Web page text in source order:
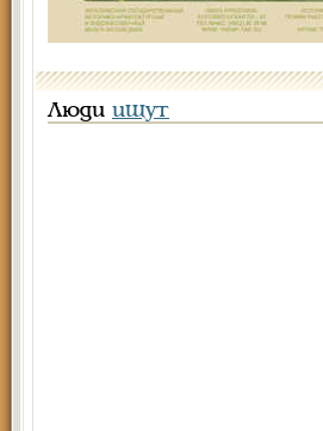
Люди ищут